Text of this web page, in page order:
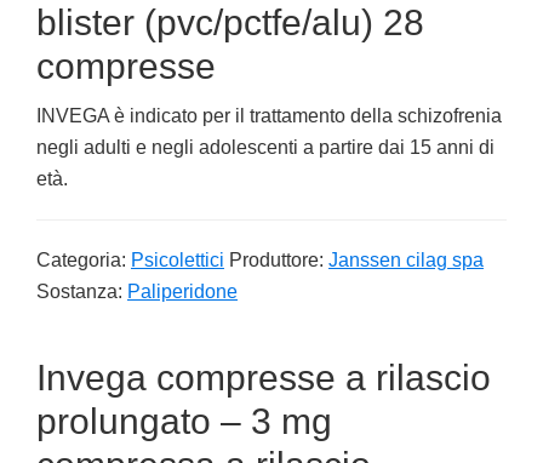
blister (pvc/pctfe/alu) 28
compresse
INVEGA è indicato per il trattamento della schizofrenia
negli adulti e negli adolescenti a partire dai 15 anni di
età.
Categoria: Psicolettici Produttore: Janssen cilag spa
Sostanza: Paliperidone
Invega compresse a rilascio
prolungato – 3 mg